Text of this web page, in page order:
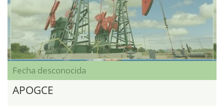
Fecha desconocida
APOGCE